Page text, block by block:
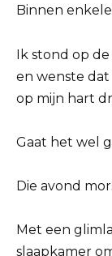
Binnen
Ik stond op
en wenste dat
op mijn hart
Gaat het wel
Die avond
Met een
slaapkamer